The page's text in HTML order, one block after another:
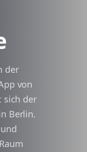
der
von
sich der
Berlin.